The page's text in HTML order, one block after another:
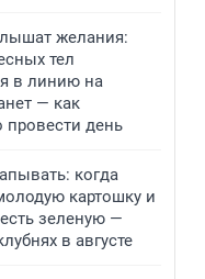
желания:
тел
в линию на
— как
провести день
когда
картошку и
зеленую —
в августе